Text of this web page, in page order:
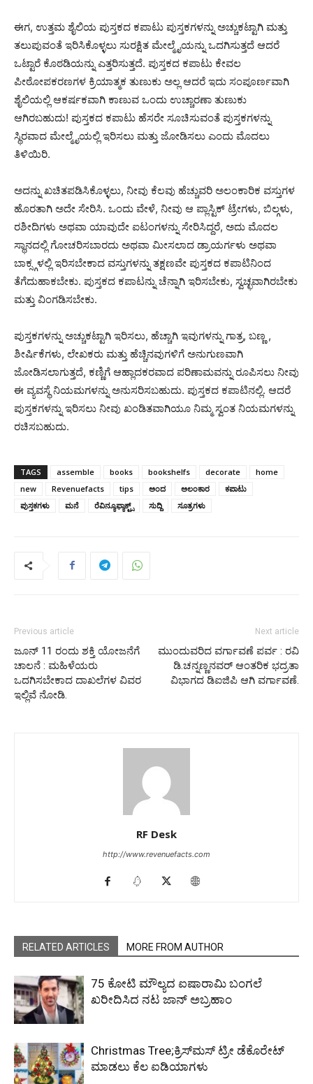
ಈಗ, ಉತ್ತಮ ಶೈಲಿಯ ಪುಸ್ತಕದ ಕಪಾಟು ಪುಸ್ತಕಗಳನ್ನು ಅಚ್ಚುಕಟ್ಟಾಗಿ ಮತ್ತು
ತಲುಪುವಂತೆ ಇರಿಸಿಕೊಳ್ಳಲು ಸುರಕ್ಷಿತ ಮೇಲ್ಮೈಯನ್ನು ಒದಗಿಸುತ್ತದೆ ಆದರೆ
ಒಟ್ಟಾರೆ ಕೊಠಡಿಯನ್ನು ಎತ್ತರಿಸುತ್ತದೆ. ಪುಸ್ತಕದ ಕಪಾಟು ಕೇವಲ
ಪೀಠೋಪಕರಣಗಳ ಕ್ರಿಯಾತ್ಮಕ ತುಣುಕು ಅಲ್ಲ ಆದರೆ ಇದು ಸಂಪೂರ್ಣವಾಗಿ
ಶೈಲಿಯಲ್ಲಿ ಆಕರ್ಷಕವಾಗಿ ಕಾಣುವ ಒಂದು ಉಚ್ಚಾರಣಾ ತುಣುಕು
ಆಗಿರಬಹುದು! ಪುಸ್ತಕದ ಕಪಾಟು ಹೆಸರೇ ಸೂಚಿಸುವಂತೆ ಪುಸ್ತಕಗಳನ್ನು
ಸ್ಥಿರವಾದ ಮೇಲ್ಮೈಯಲ್ಲಿ ಇರಿಸಲು ಮತ್ತು ಜೋಡಿಸಲು ಎಂದು ಮೊದಲು
ತಿಳಿಯಿರಿ.
ಅದನ್ನು ಖಚಿತಪಡಿಸಿಕೊಳ್ಳಲು, ನೀವು ಕೆಲವು ಹೆಚ್ಚುವರಿ ಅಲಂಕಾರಿಕ ವಸ್ತುಗಳ
ಹೊರತಾಗಿ ಅದೇ ಸೇರಿಸಿ. ಒಂದು ವೇಳೆ, ನೀವು ಆ ಪ್ಲಾಸ್ಟಿಕ್ ಟ್ರೇಗಳು, ಬಿಲ್ಗಳು,
ರಶೀದಿಗಳು ಅಥವಾ ಯಾವುದೇ ಐಟಂಗಳನ್ನು ಸೇರಿಸಿದ್ದರೆ, ಅದು ಮೊದಲ
ಸ್ಥಾನದಲ್ಲಿ ಗೋಚರಿಸಬಾರದು ಅಥವಾ ಮೀಸಲಾದ ಡ್ರಾಯರ್ಗಳು ಅಥವಾ
ಬಾಕ್ಸ್ಗಳಲ್ಲಿ ಇರಿಸಬೇಕಾದ ವಸ್ತುಗಳನ್ನು ತಕ್ಷಣವೇ ಪುಸ್ತಕದ ಕಪಾಟಿನಿಂದ
ತೆಗೆದುಹಾಕಬೇಕು. ಪುಸ್ತಕದ ಕಪಾಟನ್ನು ಚೆನ್ನಾಗಿ ಇರಿಸಬೇಕು, ಸ್ವಚ್ಛವಾಗಿರಬೇಕು
ಮತ್ತು ವಿಂಗಡಿಸಬೇಕು.
ಪುಸ್ತಕಗಳನ್ನು ಅಚ್ಚುಕಟ್ಟಾಗಿ ಇರಿಸಲು, ಹೆಚ್ಚಾಗಿ ಇವುಗಳನ್ನು ಗಾತ್ರ, ಬಣ್ಣ ,
ಶೀರ್ಷಿಕೆಗಳು, ಲೇಖಕರು ಮತ್ತು ಹೆಚ್ಚಿನವುಗಳಿಗೆ ಅನುಗುಣವಾಗಿ
ಜೋಡಿಸಲಾಗುತ್ತದೆ, ಕಣ್ಣಿಗೆ ಆಹ್ಲಾದಕರವಾದ ಪರಿಣಾಮವನ್ನು ರೂಪಿಸಲು ನೀವು
ಈ ವ್ಯವಸ್ಥೆ ನಿಯಮಗಳನ್ನು ಅನುಸರಿಸಬಹುದು. ಪುಸ್ತಕದ ಕಪಾಟಿನಲ್ಲಿ. ಆದರೆ
ಪುಸ್ತಕಗಳನ್ನು ಇರಿಸಲು ನೀವು ಖಂಡಿತವಾಗಿಯೂ ನಿಮ್ಮ ಸ್ವಂತ ನಿಯಮಗಳನ್ನು
ರಚಿಸಬಹುದು.
TAGS assemble books bookshelfs decorate
home
new
Revenuefacts tips ಅಂದ ಅಲಂಕಾರ
ಕಪಾಟು
ಪುಸ್ತಕಗಳು
ಮನೆ ರೆವಿನ್ಯೂಫ್ಯಾಕ್ಟ್ಸ್ ಸುದ್ದಿ ಸೂತ್ರಗಳು
Previous article
ಜೂನ್ 11 ರಂದು ಶಕ್ತಿ ಯೋಜನೆಗೆ
ಚಾಲನೆ : ಮಹಿಳೆಯರು
ಒದಗಿಸಬೇಕಾದ ದಾಖಲೆಗಳ ವಿವರ
ಇಲ್ಲಿವೆ ನೋಡಿ.
Next article
ಮುಂದುವರಿದ ವರ್ಗಾವಣೆ ಪರ್ವ : ರವಿ
ಡಿ.ಚನ್ನಣ್ಣನವರ್ ಆಂತರಿಕ ಭದ್ರತಾ
ವಿಭಾಗದ ಡಿಐಜಿಪಿ ಆಗಿ ವರ್ಗಾವಣೆ.
RF Desk
http://www.revenuefacts.com
RELATED ARTICLES MORE FROM AUTHOR
₹75 ಕೋಟಿ ಮೌಲ್ಯದ ಐಷಾರಾಮಿ ಬಂಗಲೆ
ಖರೀದಿಸಿದ ನಟ ಜಾನ್ ಅಬ್ರಹಾಂ
Christmas Tree;ಕ್ರಿಸ್‌ಮಸ್‌​ ಟ್ರೀ ಡೆಕೊರೇಟ್​
ಮಾಡಲು ಕೆಲ ಐಡಿಯಾಗಳು